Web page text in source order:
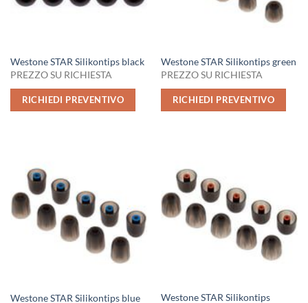
Westone STAR Silikontips black
PREZZO SU RICHIESTA
RICHIEDI PREVENTIVO
Westone STAR Silikontips green
PREZZO SU RICHIESTA
RICHIEDI PREVENTIVO
Westone STAR Silikontips blue
Westone STAR Silikontips